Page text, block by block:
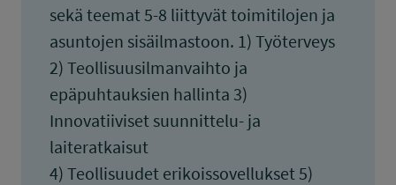
sekä teemat 5-8 liittyvät toimitilojen ja
asuntojen sisäilmastoon. 1) Työterveys
2) Teollisuusilmanvaihto ja
epäpuhtauksien hallinta 3)
Innovatiiviset suunnittelu- ja
laiteratkaisut
4) Teollisuudet erikoissovellukset 5)